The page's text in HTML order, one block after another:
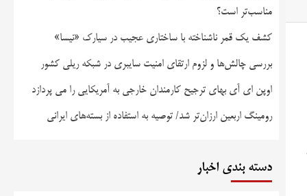
مناسب‌تر است؟
کشف یک قمر ناشناخته با ساختاری عجیب در سیارک «نیسا»
بررسی چالش‌ها و لزوم ارتقای امنیت سایبری در شبکه ریلی کشور
اوپن ای آی بهای ترجیح کارمندان خارجی به آمریکایی را می پردازد
رومینگ اربعین ارزان‌تر شد/ توصیه به استفاده از بسته‌های ایرانی
دسته بندی اخبار